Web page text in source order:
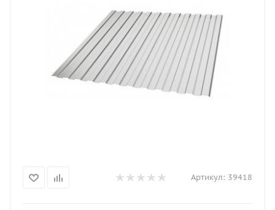
Артикул: 39418